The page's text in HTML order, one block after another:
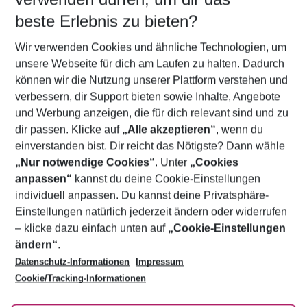
5-8 Nächte
2 Erwachsene Keine Kinder
Mehr Filter anzeigen
Footer
Footer navigation
Über uns
AGB
Bestpreisgarantie
Cookie-Einstellungen ändern
Cookie-Richtlinie
Agenturbetreuung
Barrierefreies Reisen
Folge uns
beste Erlebnis zu bieten?
Wir verwenden Cookies und ähnliche Technologien, um
unsere Webseite für dich am Laufen zu halten. Dadurch
können wir die Nutzung unserer Plattform verstehen und
verbessern, dir Support bieten sowie Inhalte, Angebote
und Werbung anzeigen, die für dich relevant sind und zu
dir passen. Klicke auf „Alle akzeptieren“, wenn du
einverstanden bist. Dir reicht das Nötigste? Dann wähle
„Nur notwendige Cookies“. Unter „Cookies
anpassen“ kannst du deine Cookie-Einstellungen
individuell anpassen. Du kannst deine Privatsphäre-
Einstellungen natürlich jederzeit ändern oder widerrufen
– klicke dazu einfach unten auf „Cookie-Einstellungen
ändern“.
Datenschutz-Informationen
Impressum
Cookie/Tracking-Informationen